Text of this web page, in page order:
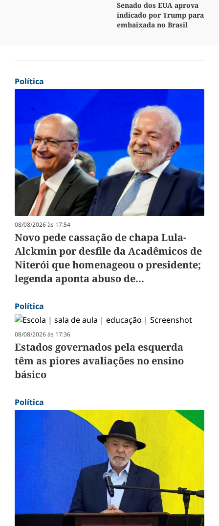
Senado dos EUA aprova
indicado por Trump para
embaixada no Brasil
Política
08/08/2026 às 17:54
Novo pede cassação de chapa Lula-
Alckmin por desfile da Acadêmicos de
Niterói que homenageou o presidente;
legenda aponta abuso de...
Política
08/08/2026 às 17:36
Estados governados pela esquerda
têm as piores avaliações no ensino
básico
Política